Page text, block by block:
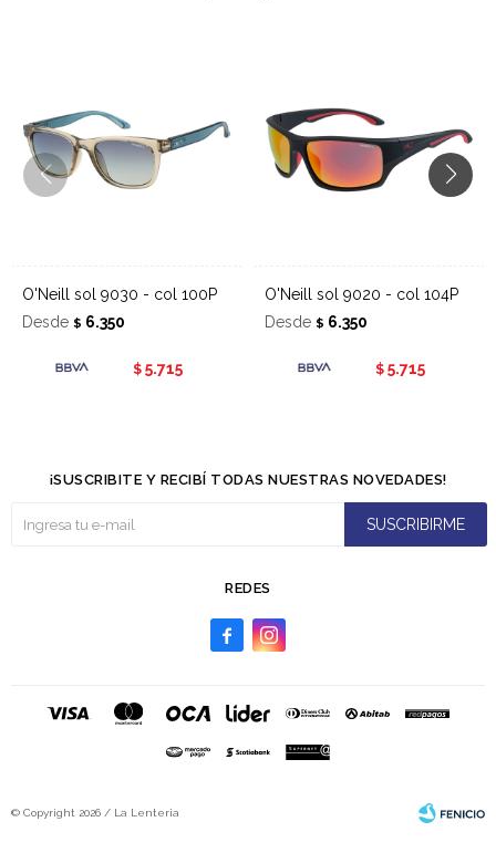
O'Neill sol 9030 - col 100P
Desde $ 6.350
$ 5.715
O'Neill sol 9020 - col 104P
Desde $ 6.350
$ 5.715
REDES
 
¡SUSCRIBITE Y RECIBÍ TODAS NUESTRAS NOVEDADES!
SUSCRIBIRME
© Copyright 2026 / La Lenteria